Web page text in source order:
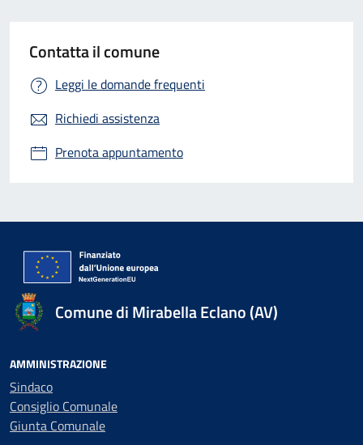
Contatta il comune
Leggi le domande frequenti
Richiedi assistenza
Prenota appuntamento
Comune di Mirabella Eclano (AV)
AMMINISTRAZIONE
Sindaco
Consiglio Comunale
Giunta Comunale